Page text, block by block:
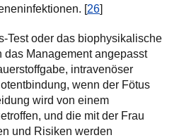
[26]
Test oder das biophysikalische
das Management angepasst
intravenöser
wenn der Fötus
wird von einem
und die mit der Frau
und Risiken werden